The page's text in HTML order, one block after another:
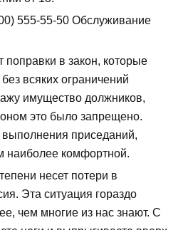
555-55-50 Обслуживание
в закон, которые
всяких ограничений
имущество должников,
это было запрещено.
приседаний,
наиболее комфортной.
несет потери в
Эта ситуация гораздо
чем многие из нас знают. С